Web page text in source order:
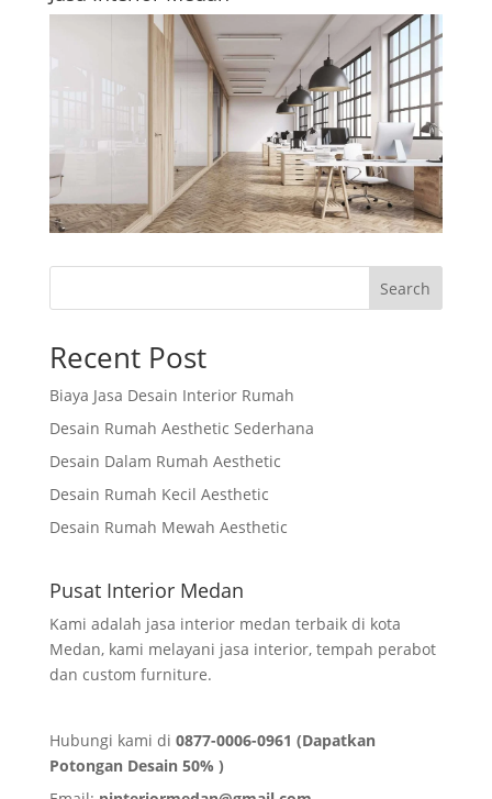
Search
Recent Post
Biaya Jasa Desain Interior Rumah
Desain Rumah Aesthetic Sederhana
Desain Dalam Rumah Aesthetic
Desain Rumah Kecil Aesthetic
Desain Rumah Mewah Aesthetic
Pusat Interior Medan
Kami adalah jasa interior medan terbaik di kota
Medan, kami melayani jasa interior, tempah perabot
dan custom furniture.
Hubungi kami di 0877-0006-0961 (Dapatkan
Potongan Desain 50% )